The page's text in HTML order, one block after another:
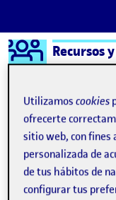
Saltar al contenido
Logo Ágora
Semestre 20221 -
Folio
Utilizamoscookies
ofrecerte
sitio web, con
personalizada de
de tus hábitos de
configurar tus